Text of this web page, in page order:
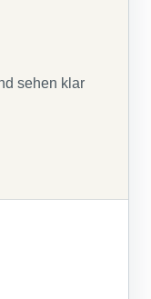
sehen klar